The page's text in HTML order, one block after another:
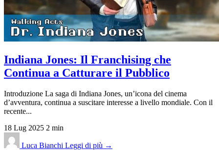
Indiana Jones: Il Franchising che
Continua a Catturare il Pubblico
Introduzione La saga di Indiana Jones, un’icona del cinema
d’avventura, continua a suscitare interesse a livello mondiale. Con il
recente...
18 Lug 2025 2 min
Luca Bianchi Leggi di più →